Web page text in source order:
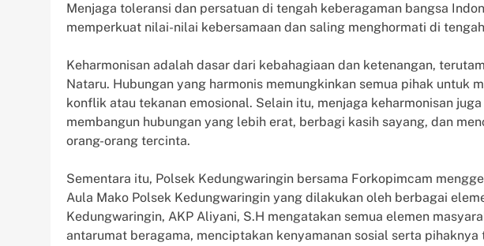
Menjaga toleransi dan persatuan di tengah keberagaman bangsa
memperkuat nilai-nilai kebersamaan dan saling menghormati di
Keharmonisan adalah dasar dari kebahagiaan dan ketenangan,
Nataru. Hubungan yang harmonis memungkinkan semua pihak untuk
konflik atau tekanan emosional. Selain itu, menjaga keharmonisan
membangun hubungan yang lebih erat, berbagi kasih sayang, dan
orang-orang tercinta.
Sementara itu, Polsek Kedungwaringin bersama Forkopimcam
Aula Mako Polsek Kedungwaringin yang dilakukan oleh berbagai
Kedungwaringin, AKP Aliyani, S.H mengatakan semua elemen
antarumat beragama, menciptakan kenyamanan sosial serta